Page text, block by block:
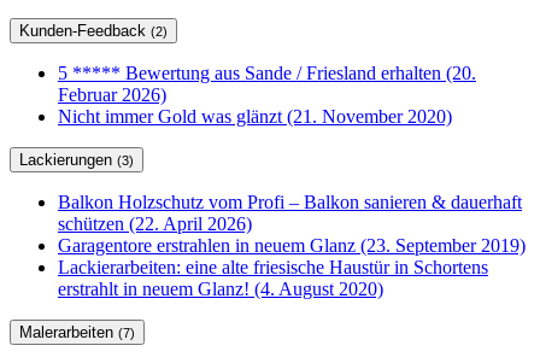
Kunden-Feedback (2)
5 ***** Bewertung aus Sande / Friesland erhalten (20.
Februar 2026)
Nicht immer Gold was glänzt (21. November 2020)
Lackierungen (3)
Balkon Holzschutz vom Profi – Balkon sanieren & dauerhaft
schützen (22. April 2026)
Garagentore erstrahlen in neuem Glanz (23. September 2019)
Lackierarbeiten: eine alte friesische Haustür in Schortens
erstrahlt in neuem Glanz! (4. August 2020)
Malerarbeiten (7)